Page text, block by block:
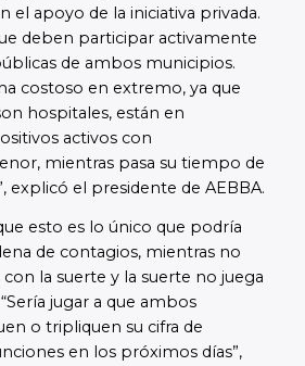
el apoyo de la iniciativa privada.
deben participar activamente
de ambos municipios.
costoso en extremo, ya que
hospitales, están en
activos con
mientras pasa su tiempo de
explicó el presidente de AEBBA.
esto es lo único que podría
de contagios, mientras no
la suerte y la suerte no juega
jugar a que ambos
o tripliquen su cifra de
en los próximos días”,